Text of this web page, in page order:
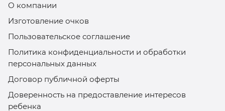
О компании
Изготовление очков
Пользовательское соглашение
Политика конфиденциальности и обработки
персональных данных
Договор публичной оферты
Доверенность на предоставление интересов
ребенка